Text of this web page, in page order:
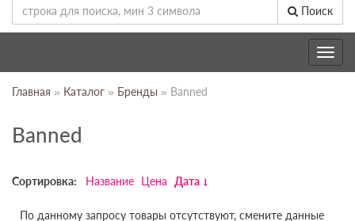
Поиск
Toggle
Главная » Каталог » Бренды » Banned
Banned
Сортировка: Название Цена Дата
По данному запросу товары отсутствуют, смените данные